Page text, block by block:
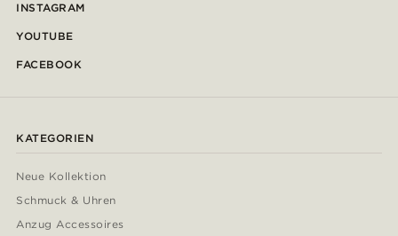
INSTAGRAM
YOUTUBE
FACEBOOK
KATEGORIEN
Neue Kollektion
Schmuck & Uhren
Anzug Accessoires